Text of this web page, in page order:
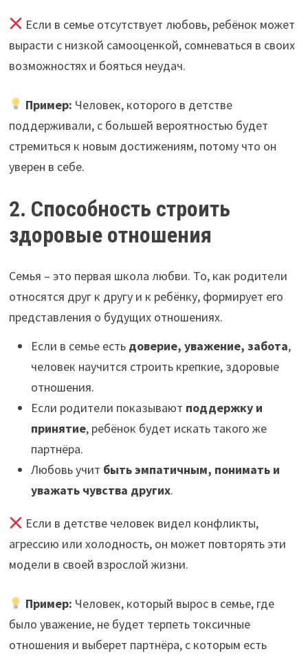
Если в семье отсутствует любовь, ребёнок может
вырасти с низкой самооценкой, сомневаться в своих
возможностях и бояться неудач.
Пример: Человек, которого в детстве
поддерживали, с большей вероятностью будет
стремиться к новым достижениям, потому что он
уверен в себе.
2. Способность строить
здоровые отношения
Семья – это первая школа любви. То, как родители
относятся друг к другу и к ребёнку, формирует его
представления о будущих отношениях.
Если в семье есть доверие, уважение, забота,
человек научится строить крепкие, здоровые
отношения.
Если родители показывают поддержку и
принятие, ребёнок будет искать такого же
партнёра.
Любовь учит быть эмпатичным, понимать и
уважать чувства других.
Если в детстве человек видел конфликты,
агрессию или холодность, он может повторять эти
модели в своей взрослой жизни.
Пример: Человек, который вырос в семье, где
было уважение, не будет терпеть токсичные
отношения и выберет партнёра, с которым есть